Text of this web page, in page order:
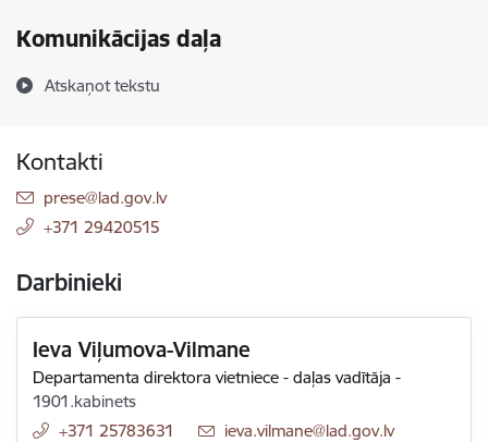
Komunikācijas daļa
Atskaņot tekstu
Kontakti
E-pasts:
prese@lad.gov.lv
+371 29420515
Darbinieki
Ieva Viļumova-Vilmane
Departamenta direktora vietniece - daļas vadītāja -
1901.kabinets
+371 25783631
E-pasts:
ieva.vilmane@lad.gov.lv